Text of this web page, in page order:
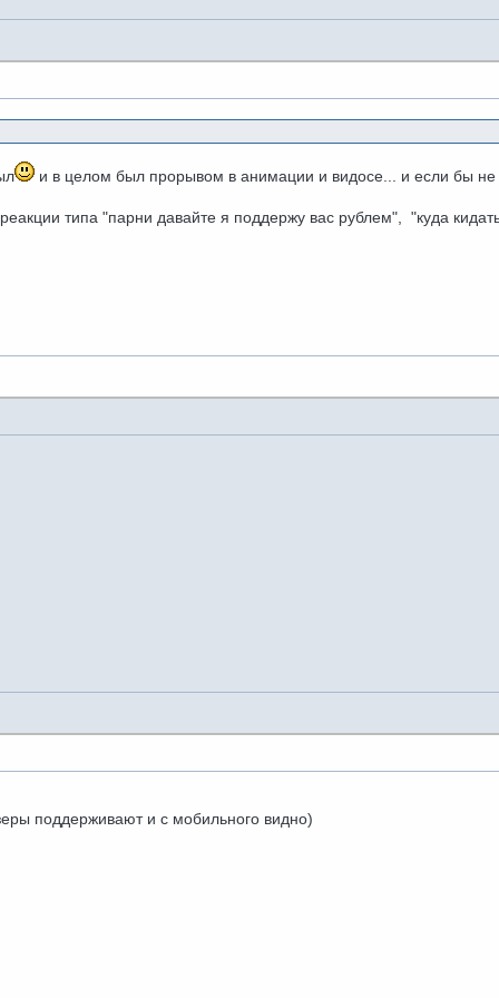
и в целом был прорывом в анимации и видосе... и если бы
типа "парни давайте я поддержу вас рублем", "куда
поддерживают и с мобильного видно)